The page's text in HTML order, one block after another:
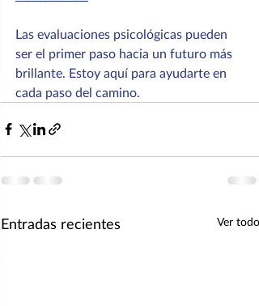
Las evaluaciones psicológicas pueden
ser el primer paso hacia un futuro más
brillante. Estoy aquí para ayudarte en
cada paso del camino.
Entradas recientes Ver todo